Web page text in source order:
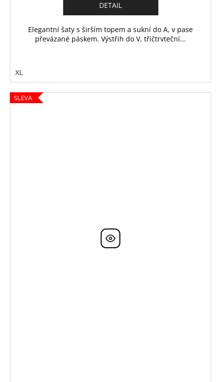
DETAIL
Elegantní šaty s širším topem a sukní do A, v pase
převázané páskem. Výstřih do V, tříčtrvteční...
XL
SLEVA